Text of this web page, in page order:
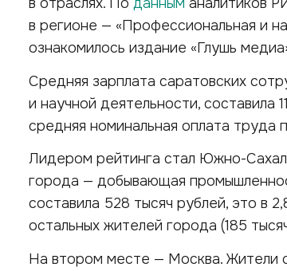
в регионе — «Профессиональная и
ознакомилось издание «Глушь
Средняя зарплата саратовских
и научной деятельности, составила
средняя номинальная оплата труда
Лидером рейтинга стал Южно-
города — добывающая
составила 528 тысяч рублей, это в
остальных жителей города (185
На втором месте — Москва. Жители